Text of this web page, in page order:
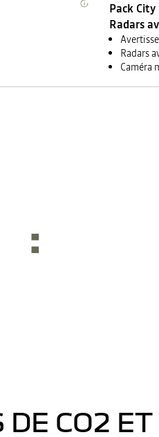
Pack
Radars
Radars
Caméra
DE CO2 ET